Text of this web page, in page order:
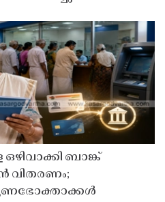
ബാങ്ക്
വിതരണം;